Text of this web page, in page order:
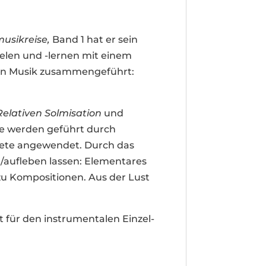
Band 1 hat er sein
und -lernen mit einem
Musik zusammengeführt:
Solmisation und
werden geführt durch
angewendet. Durch das
lassen: Elementares
Kompositionen. Aus der Lust
für den instrumentalen Einzel-